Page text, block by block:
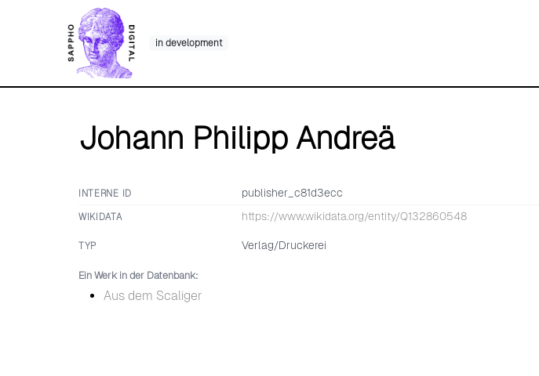
in development
Johann Philipp Andreä
INTERNE ID publisher_c81d3ecc
WIKIDATA https://www.wikidata.org/entity/Q132860548
TYP Verlag/Druckerei
Ein Werk in der Datenbank:
Aus dem Scaliger